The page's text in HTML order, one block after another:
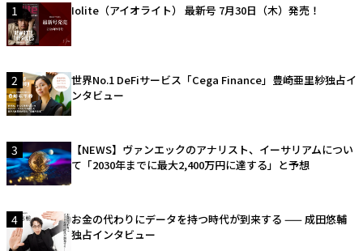
1 Iolite（アイオライト） 最新号 7月30日（木）発売！
2
世界No.1 DeFiサービス「Cega Finance」豊崎亜里紗独占イ
ンタビュー
3
【NEWS】ヴァンエックのアナリスト、イーサリアムについ
て「2030年までに最大2,400万円に達する」と予想
4
お金の代わりにデータを持つ時代が到来する —— 成田悠輔
独占インタビュー